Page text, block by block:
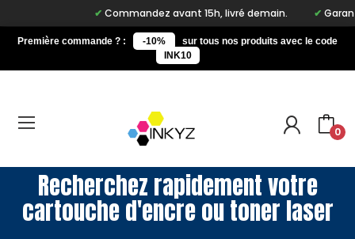
Commandez avant 15h, livré demain.
Première commande ? : -10%
sur tous nos produits avec le code
INK10
0
Recherchez rapidement votre
cartouche d'encre ou toner laser